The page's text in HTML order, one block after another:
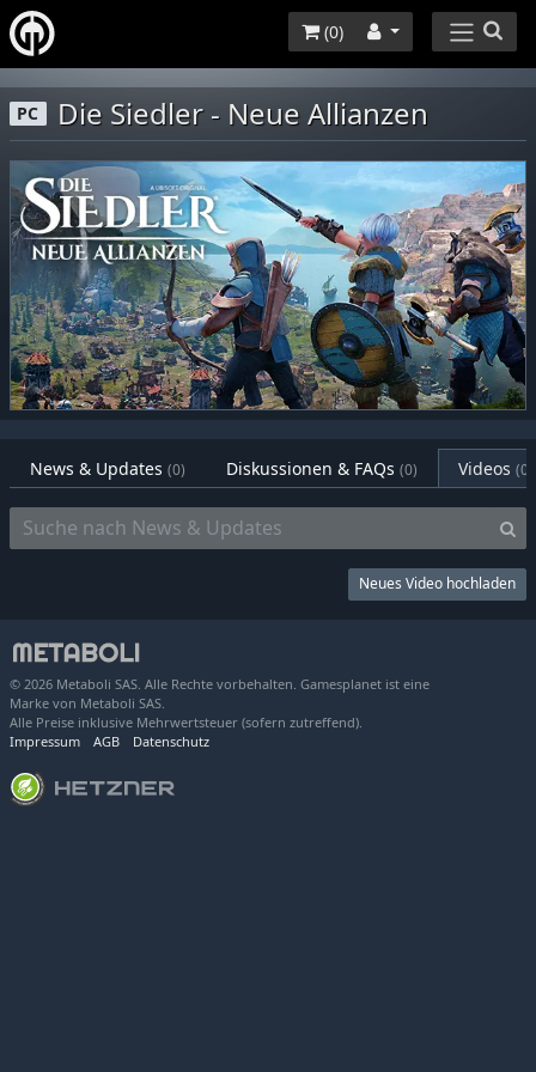
(0)
PC Die Siedler - Neue Allianzen
News & Updates (0) Diskussionen & FAQs (0) Videos (0)
Neues Video hochladen
© 2026 Metaboli SAS. Alle Rechte vorbehalten. Gamesplanet ist eine
Marke von Metaboli SAS.
Alle Preise inklusive Mehrwertsteuer (sofern zutreffend).
Impressum
AGB Datenschutz